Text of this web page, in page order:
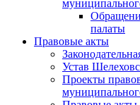
палаты
Правовые акты
Устав
Проекты